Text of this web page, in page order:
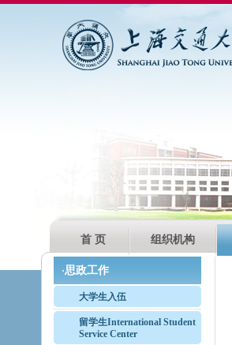
首 页 组织机构
·思政工作
大学生入伍
留学生International Student
Service Center